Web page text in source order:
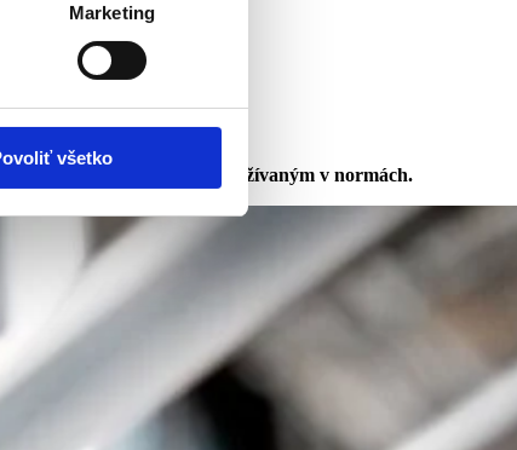
Marketing
všetko
aj originálnym jazykom používaným v normách.